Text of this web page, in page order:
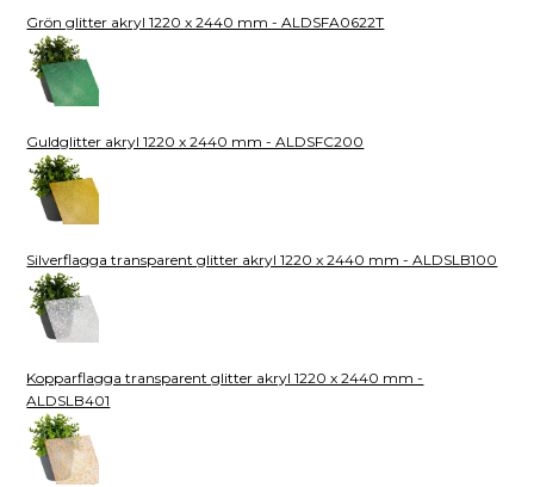
Grön glitter akryl 1220 x 2440 mm - ALDSFA0622T
Guldglitter akryl 1220 x 2440 mm - ALDSFC200
Silverflagga transparent glitter akryl 1220 x 2440 mm - ALDSLB100
Kopparflagga transparent glitter akryl 1220 x 2440 mm -
ALDSLB401